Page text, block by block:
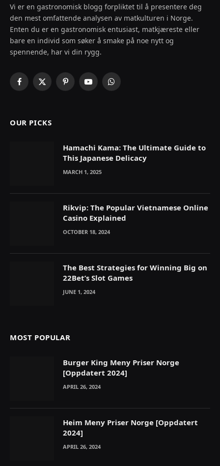
Vi er en gastronomisk blogg forpliktet til å presentere deg
den mest omfattende analysen av matkulturen i Norge.
Enten du er en gastronomisk entusiast, matkjæreste eller
bare en individ som søker å smake på noe nytt og
spennende, har vi din rygg.
Facebook
X
PinterestYouTubeWhatsApp
OUR PICKS
Hamachi Kama: The Ultimate Guide to
This Japanese Delicacy
MARCH 1, 2025
Rikvip: The Popular Vietnamese Online
Casino Explained
OCTOBER 18, 2024
The Best Strategies for Winning Big on
22Bet’s Slot Games
JUNE 1, 2024
MOST POPULAR
Burger King Meny Priser Norge
[Oppdatert 2024]
APRIL 26, 2024
Heim Meny Priser Norge [Oppdatert
2024]
APRIL 26, 2024